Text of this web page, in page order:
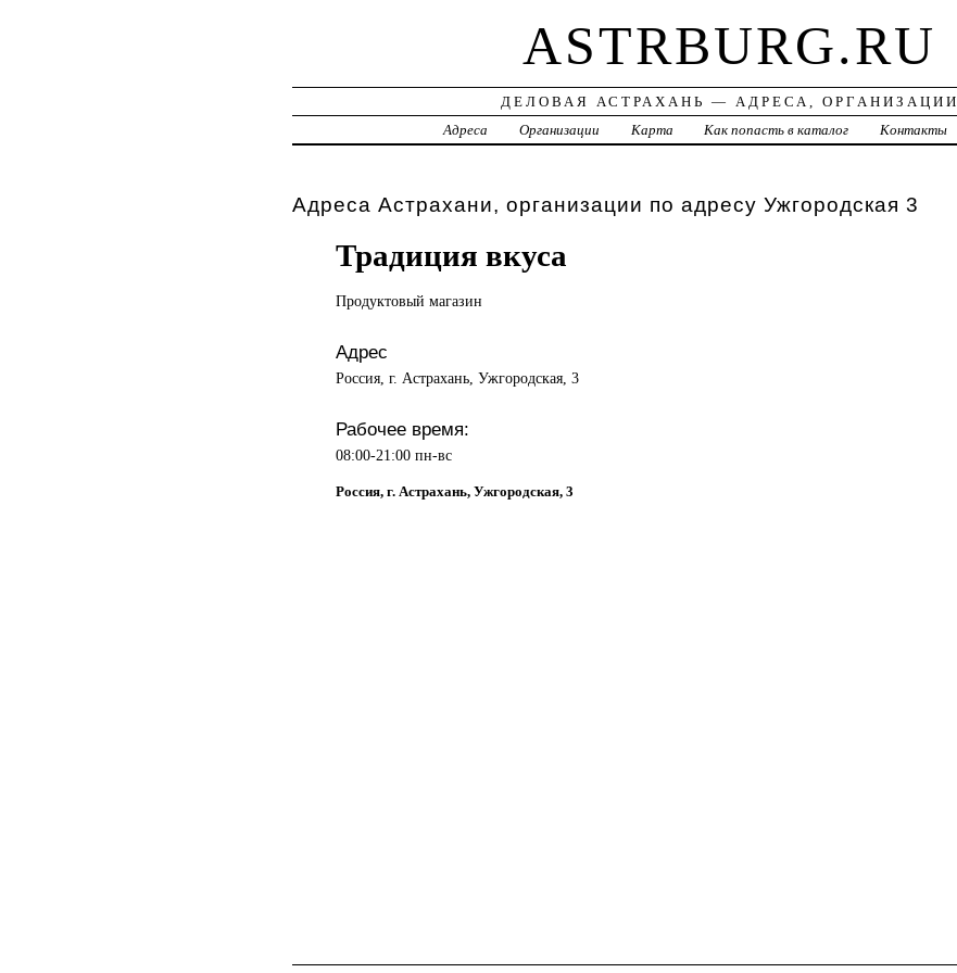
ASTRBURG.RU
ДЕЛОВАЯ АСТРАХАНЬ — АДРЕСА, ОРГАНИЗАЦИИ
Адреса
Организации Карта Как попасть в каталог Контакты
Адреса Астрахани, организации по адресу Ужгородская 3
Традиция вкуса
Продуктовый магазин
Адрес
Россия, г. Астрахань, Ужгородская, 3
Рабочее время:
08:00-21:00 пн-вс
Россия, г. Астрахань, Ужгородская, 3